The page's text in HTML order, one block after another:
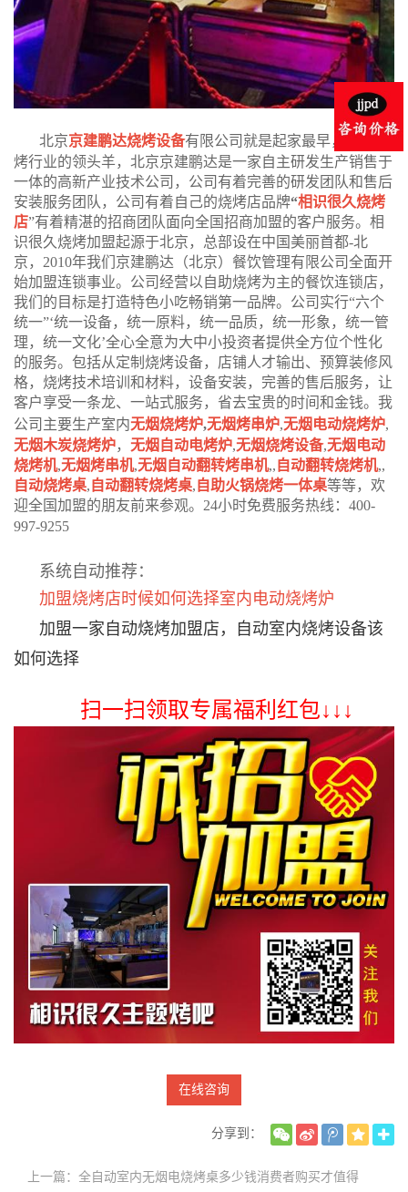
北京京建鹏达烧烤设备有限公司就是起家最早，属于烧
烤行业的领头羊，北京京建鹏达是一家自主研发生产销售于
一体的高新产业技术公司，公司有着完善的研发团队和售后
安装服务团队，公司有着自己的烧烤店品牌“相识很久烧烤
店”有着精湛的招商团队面向全国招商加盟的客户服务。相
识很久烧烤加盟起源于北京，总部设在中国美丽首都-北
京，2010年我们京建鹏达（北京）餐饮管理有限公司全面开
始加盟连锁事业。公司经营以自助烧烤为主的餐饮连锁店，
我们的目标是打造特色小吃畅销第一品牌。公司实行“六个
统一”‘统一设备，统一原料，统一品质，统一形象，统一管
理，统一文化’全心全意为大中小投资者提供全方位个性化
的服务。包括从定制烧烤设备，店铺人才输出、预算装修风
格，烧烤技术培训和材料，设备安装，完善的售后服务，让
客户享受一条龙、一站式服务，省去宝贵的时间和金钱。我
公司主要生产室内无烟烧烤炉,无烟烤串炉,无烟电动烧烤炉,
无烟木炭烧烤炉， 无烟自动电烤炉,无烟烧烤设备,无烟电动
烧烤机,无烟烤串机,无烟自动翻转烤串机,, 自动翻转烧烤机,,
自动烧烤桌, 自动翻转烧烤桌, 自助火锅烧烤一体桌等等，欢
迎全国加盟的朋友前来参观。24小时免费服务热线：400-
997-9255
系统自动推荐：
加盟烧烤店时候如何选择室内电动烧烤炉
加盟一家自动烧烤加盟店，自动室内烧烤设备该
如何选择
扫一扫领取专属福利红包↓↓↓
在线咨询
分享到：
上一篇：全自动室内无烟电烧烤桌多少钱消费者购买才值得